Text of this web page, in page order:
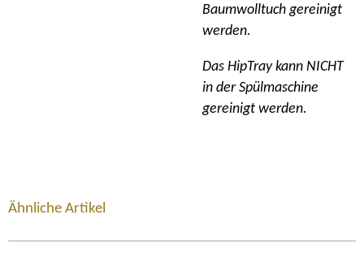
Baumwolltuch gereinigt
werden.
Das HipTray kann NICHT
in der Spülmaschine
gereinigt werden.
Ähnliche Artikel